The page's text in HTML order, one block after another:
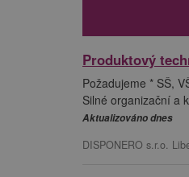
Produktový
Požadujeme * SŠ,
Silné organizační a
Aktualizováno dnes
DISPONERO s.r.o.